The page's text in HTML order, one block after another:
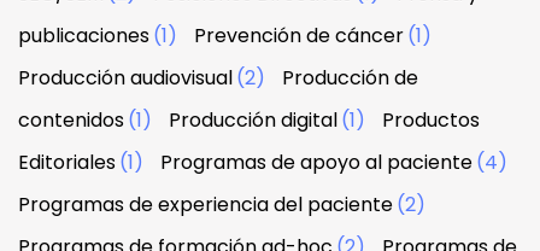
publicaciones(1) Prevención de cáncer(1)
Producción audiovisual(2)
Producción de
contenidos(1) Producción digital(1)
Productos
Editoriales(1) Programas de apoyo al paciente(4)
Programas de experiencia del paciente(2)